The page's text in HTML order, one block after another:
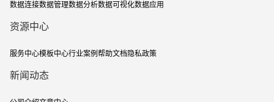
数据连接数据管理数据分析数据可视化数据应用
资源中心
服务中心模板中心行业案例帮助文档隐私政策
新闻动态